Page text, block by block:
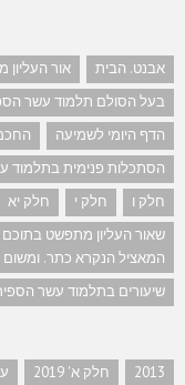
אבנט. הבית אור
בעל הסולם תלמוד עשר
הדף היומי לשמיעה
הסתכלות פנימית בתלמוד
חלק ו
חלק י חלק יא
שאור העליון מתפשט
המאציל הנקרא כתר.
שיעורים בתלמוד עשר
2013 חלק א' 2019